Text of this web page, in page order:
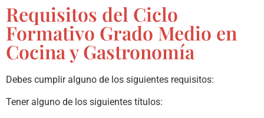
Requisitos del Ciclo
Formativo Grado Medio en
Cocina y Gastronomía
Debes cumplir alguno de los siguientes requisitos:
Tener alguno de los siguientes títulos: